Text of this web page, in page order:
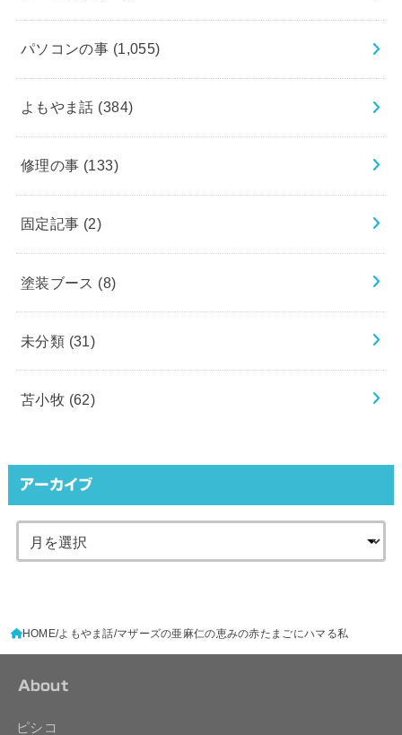
パソコンの事 (1,055)
よもやま話 (384)
修理の事 (133)
固定記事 (2)
塗装ブース (8)
未分類 (31)
苫小牧 (62)
アーカイブ
HOME よもやま話 マザーズの亜麻仁の恵みの赤たまごにハマる私
About
ピシコ